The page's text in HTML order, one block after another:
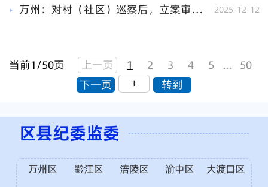
万州：对村（社区）巡察后，立案审查27人，242户困难扶助金发放到位 2025-12-12
当前1/50页 上一页 1 2 3 4 5 ...
50
下一页
转到
区县纪委监委
万州区 黔江区 涪陵区 渝中区
大渡口区